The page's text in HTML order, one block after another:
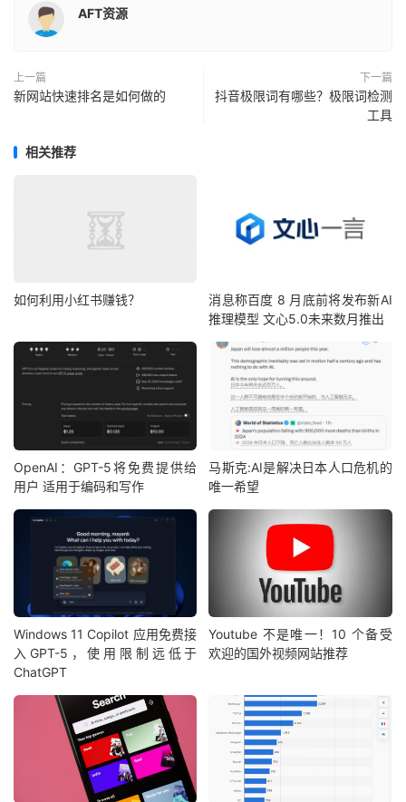
AFT资源
上一篇
新网站快速排名是如何做的
下一篇
抖音极限词有哪些？极限词检测
工具
相关推荐
如何利用小红书赚钱？
消息称百度 8 月底前将发布新AI
推理模型 文心5.0未来数月推出
OpenAI：GPT-5将免费提供给
用户 适用于编码和写作
马斯克:AI是解决日本人口危机的
唯一希望
Windows 11 Copilot 应用免费接
入GPT-5，使用限制远低于
ChatGPT
Youtube 不是唯一！10 个备受
欢迎的国外视频网站推荐